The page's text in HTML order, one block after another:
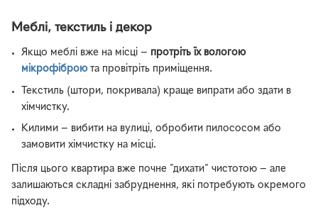
Меблі, текстиль і декор
Якщо меблі вже на місці —
протріть їх вологою
мікрофіброюта провітріть приміщення.
Текстиль (штори, покривала) краще випрати або здати в
хімчистку.
Килими — вибити на вулиці, обробити пилососом або
замовити хімчистку на місці.
Після цього квартира вже почне "дихати" чистотою — але
залишаються складні забруднення, які потребують окремого
підходу.